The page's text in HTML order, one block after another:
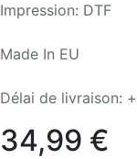
Impression: DTF
Made In EU
Délai de livraison:
34,99 €